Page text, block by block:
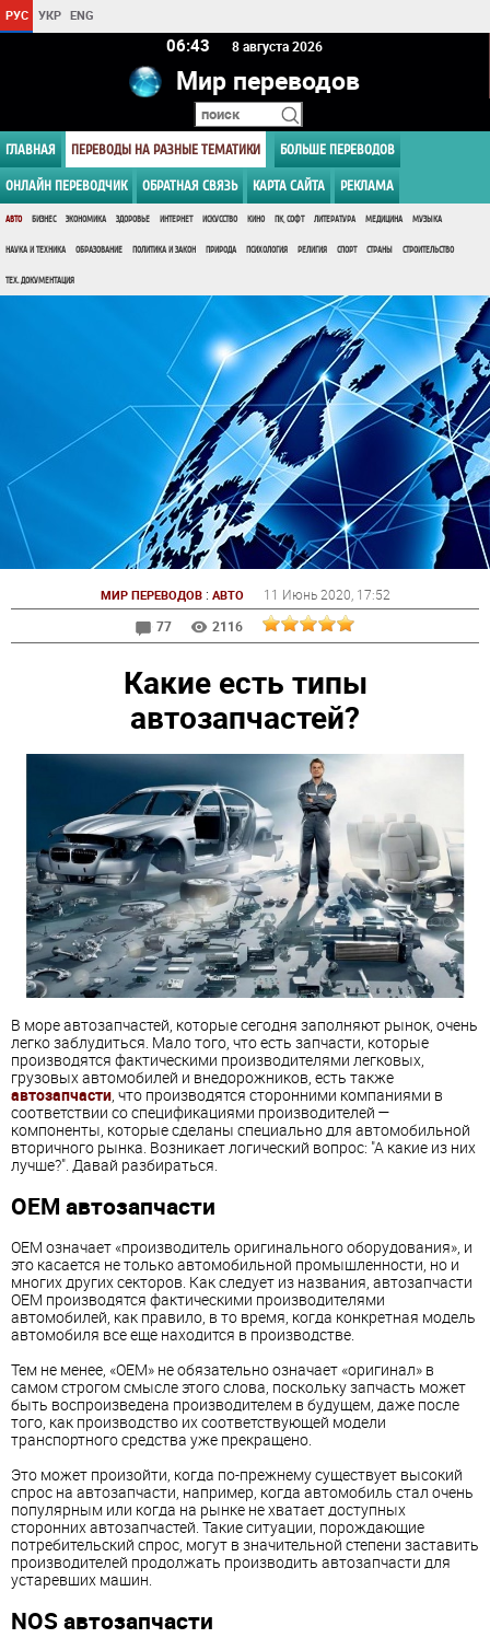
РУС УКР ENG
06 43 8 августа 2026
Мир переводов
ГЛАВНАЯ ПЕРЕВОДЫ НА РАЗНЫЕ ТЕМАТИКИ БОЛЬШЕ ПЕРЕВОДОВ
ОНЛАЙН ПЕРЕВОДЧИК ОБРАТНАЯ СВЯЗЬ КАРТА САЙТА РЕКЛАМА
АВТО БИЗНЕС ЭКОНОМИКА ЗДОРОВЬЕ ИНТЕРНЕТ ИСКУССТВО КИНО ПК, СОФТ ЛИТЕРАТУРА МЕДИЦИНА МУЗЫКА
НАУКА И ТЕХНИКА ОБРАЗОВАНИЕ ПОЛИТИКА И ЗАКОН ПРИРОДА ПСИХОЛОГИЯ РЕЛИГИЯ СПОРТ СТРАНЫ СТРОИТЕЛЬСТВО
ТЕХ. ДОКУМЕНТАЦИЯ
МИР ПЕРЕВОДОВ: АВТО 11 Июнь 2020 , 17:52
77
2116
Какие есть типы
автозапчастей?
В море автозапчастей, которые сегодня заполняют рынок, очень
легко заблудиться. Мало того, что есть запчасти, которые
производятся фактическими производителями легковых,
грузовых автомобилей и внедорожников, есть также
автозапчасти, что производятся сторонними компаниями в
соответствии со спецификациями производителей —
компоненты, которые сделаны специально для автомобильной
вторичного рынка. Возникает логический вопрос: "А какие из них
лучше?". Давай разбираться.
OEM автозапчасти
OEM означает «производитель оригинального оборудования», и
это касается не только автомобильной промышленности, но и
многих других секторов. Как следует из названия, автозапчасти
OEM производятся фактическими производителями
автомобилей, как правило, в то время, когда конкретная модель
автомобиля все еще находится в производстве.
Тем не менее, «OEM» не обязательно означает «оригинал» в
самом строгом смысле этого слова, поскольку запчасть может
быть воспроизведена производителем в будущем, даже после
того, как производство их соответствующей модели
транспортного средства уже прекращено.
Это может произойти, когда по-прежнему существует высокий
спрос на автозапчасти, например, когда автомобиль стал очень
популярным или когда на рынке не хватает доступных
сторонних автозапчастей. Такие ситуации, порождающие
потребительский спрос, могут в значительной степени заставить
производителей продолжать производить автозапчасти для
устаревших машин.
NOS автозапчасти